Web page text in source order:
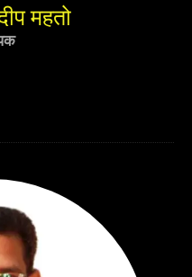
महतो